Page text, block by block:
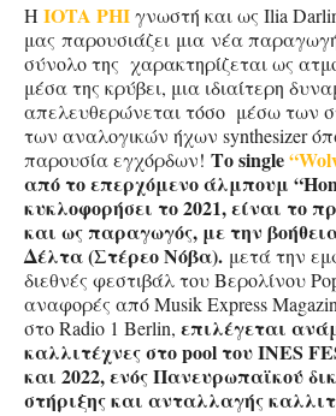
H IOTA PHIγνωστή και ως Ilia
μας παρουσιάζει μια νέα
σύνολο της χαρακτηρίζεται ως
μέσα της κρύβει, μια ιδιαίτερη
απελευθερώνεται τόσο μέσω των
των αναλογικών ήχων synthesizer
παρουσία εγχόρδων! Το single
από το επερχόμενο άλμπουμ
κυκλοφορήσει το 2021, είναι το
και ως παραγωγός, με την
Δέλτα (Στέρεο Νόβα). μετά την
διεθνές φεστιβάλ του Βερολίνου
αναφορές από Musik Express
στο Radio 1 Berlin, επιλέγεται
καλλιτέχνες στο pool του INES
και 2022, ενός Πανευρωπαϊκού
στήριξης και ανταλλαγής